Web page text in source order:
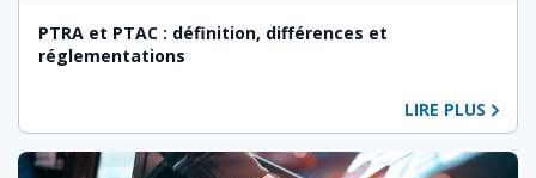
PTRA et PTAC : définition, différences et
réglementations
LIRE PLUS